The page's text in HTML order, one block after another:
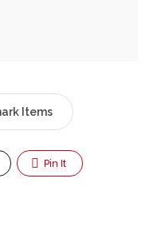
Items
Pin It